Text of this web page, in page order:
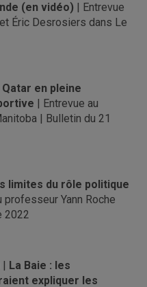
(en vidéo) | Entrevue
Éric Desrosiers dans Le
Qatar en pleine
| Entrevue au
| Bulletin du 21
limites du rôle politique
Yann Roche
2022
La Baie : les
expliquer les